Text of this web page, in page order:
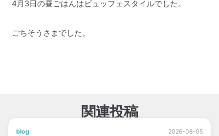
4月3日の昼ごはんはビュッフェスタイルでした。
ごちそうさまでした。
関連投稿
blog 2026-08-05